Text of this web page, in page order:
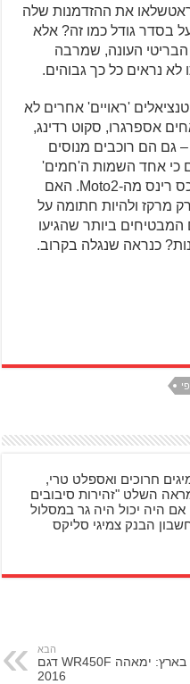
את ההזדמנות שלה
בסדר גודל כמו זה? אלא
העונה, שמרבה
לא נראים כל כך גבוהים.
'ראויים' אחרים לא
אספרגרו, סקוט רדינג,
גם הם רוכבים מנוסים
כי אחד השמות ה'חמים'
ביותר כעת הוא הרוכב הצעיר אלכס רינס מה-Moto2. האם
מרקז ולהיות חתומה על
ביותר שהגיעו
כנראה שנגלה בקרוב.
חרוכים ואספלט טרי,
השלט "זהירות סיבובים
אם היה יכול היה גר במסלול
הבנק צמיגי סליקס
הבא
חדש בארץ: ימאהה WR450F דגם
2016